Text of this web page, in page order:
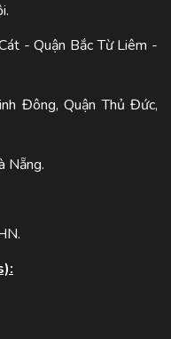
- Quận Bắc Từ Liêm -
Đông, Quận Thủ Đức,
Nẵng.